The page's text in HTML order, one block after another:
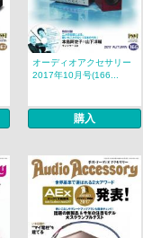
オーディオアクセサリー
2017年10月号(166...
購入